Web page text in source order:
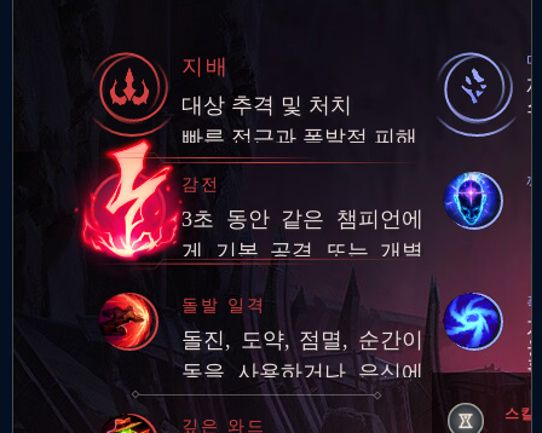
지배
대상 추격 및 처치
빠른 접근과 폭발적 피해
감전
3초 동안 같은 챔피언에
게 기본 공격 또는 개별
스킬 3회를 적중시키면
추가 적응형 피해 적용
돌발 일격
돌진, 도약, 점멸, 순간이
동을 사용하거나 은신에
서 빠져나온 후 적 챔피언
깊은 와드
스킬